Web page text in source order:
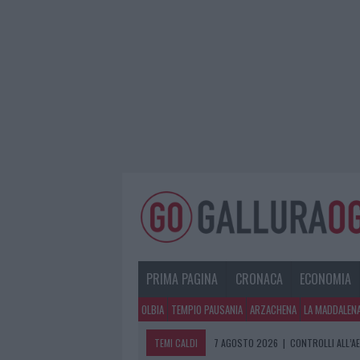
PRIMA PAGINA CRONACA ECONOMIA
OLBIA TEMPIO PAUSANIA ARZACHENA LA
TEMI CALDI 7 AGOSTO 2026 | CONTROLLI